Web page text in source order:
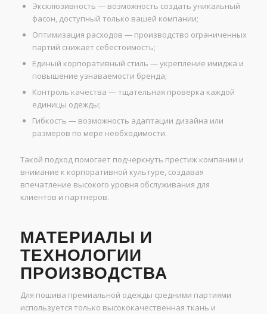
Эксклюзивность — возможность создать уникальный
фасон, доступный только вашей компании;
Оптимизация расходов — производство ограниченных
партий снижает себестоимость;
Единый корпоративный стиль — укрепление имиджа и
повышение узнаваемости бренда;
Контроль качества — тщательная проверка каждой
единицы одежды;
Гибкость — возможность адаптации дизайна или
размеров по мере необходимости.
Такой подход помогает подчеркнуть престиж компании и
внимание к корпоративной культуре, создавая
впечатление высокого уровня обслуживания для
клиентов и партнеров.
МАТЕРИАЛЫ И
ТЕХНОЛОГИИ
ПРОИЗВОДСТВА
Для пошива премиальной одежды средними партиями
используется только высококачественная ткань и